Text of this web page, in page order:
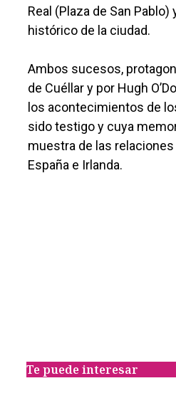
Real (Plaza de San
histórico de la ciudad.
Ambos sucesos,
de Cuéllar y por Hugh
los acontecimientos de
sido testigo y cuya
muestra de las
España e Irlanda.
Te puede interesar